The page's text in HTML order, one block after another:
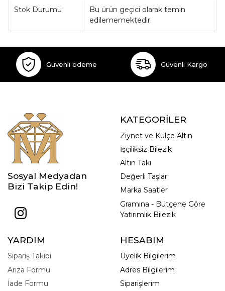
Stok Durumu
Bu ürün geçici olarak temin
edilememektedir.
Güvenli ödeme Güvenli Kargo
Sosyal Medyadan
Bizi Takip Edin!
KATEGORİLER
Ziynet ve Külçe Altın
İşçiliksiz Bilezik
Altın Takı
Değerli Taşlar
Marka Saatler
Gramına - Bütçene Göre
Yatırımlık Bilezik
YARDIM
Sipariş Takibi
Arıza Formu
İade Formu
HESABIM
Üyelik Bilgilerim
Adres Bilgilerim
Siparişlerim